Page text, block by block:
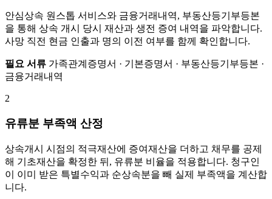
안심상속 원스톱 서비스와 금융거래내역, 부동산등기부등본
을 통해 상속 개시 당시 재산과 생전 증여 내역을 파악합니다.
사망 직전 현금 인출과 명의 이전 여부를 함께 확인합니다.
필요 서류 가족관계증명서 · 기본증명서 · 부동산등기부등본 ·
금융거래내역
2
유류분 부족액 산정
상속개시 시점의 적극재산에 증여재산을 더하고 채무를 공제
해 기초재산을 확정한 뒤, 유류분 비율을 적용합니다. 청구인
이 이미 받은 특별수익과 순상속분을 빼 실제 부족액을 계산합
니다.